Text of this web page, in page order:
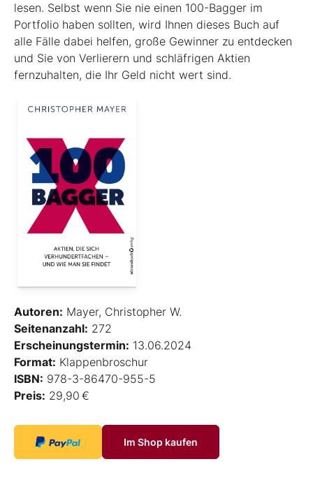
lesen. Selbst wenn Sie nie einen 100-Bagger im
Portfolio haben sollten, wird Ihnen dieses Buch auf
alle Fälle dabei helfen, große Gewinner zu entdecken
und Sie von Verlierern und schläf­rigen Aktien
fernzuhalten, die Ihr Geld nicht wert sind.
Autoren: Mayer, Christopher W.
Seitenanzahl: 272
Erscheinungstermin: 13.06.2024
Format: Klappenbroschur
ISBN: 978-3-86470-955-5
Preis: 29,90 €
Im Shop kaufen